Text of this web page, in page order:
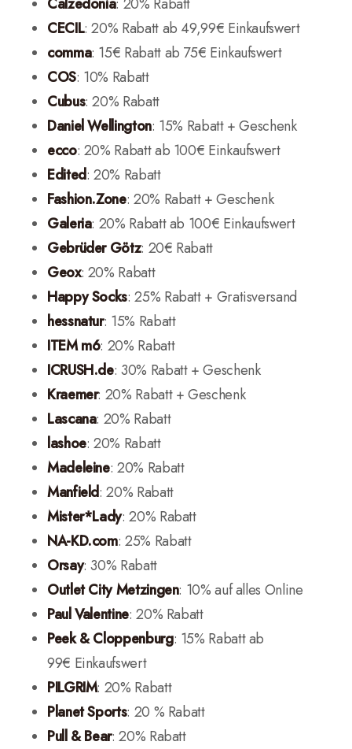
CECIL: 20% Rabatt ab 49,99€ Einkaufswert
comma: 15€ Rabatt ab 75€ Einkaufswert
COS: 10% Rabatt
Cubus: 20% Rabatt
Daniel Wellington: 15% Rabatt + Geschenk
ecco: 20% Rabatt ab 100€ Einkaufswert
Edited: 20% Rabatt
Fashion.Zone: 20% Rabatt + Geschenk
Galeria: 20% Rabatt ab 100€ Einkaufswert
Gebrüder Götz: 20€ Rabatt
Geox: 20% Rabatt
Happy Socks: 25% Rabatt + Gratisversand
hessnatur: 15% Rabatt
ITEM m6: 20% Rabatt
ICRUSH.de: 30% Rabatt + Geschenk
Kraemer: 20% Rabatt + Geschenk
Lascana: 20% Rabatt
lashoe: 20% Rabatt
Madeleine: 20% Rabatt
Manfield: 20% Rabatt
Mister*Lady: 20% Rabatt
NA-KD.com: 25% Rabatt
Orsay: 30% Rabatt
Outlet City Metzingen: 10% auf alles Online
Paul Valentine: 20% Rabatt
Peek & Cloppenburg: 15% Rabatt ab
99€ Einkaufswert
PILGRIM: 20% Rabatt
Planet Sports: 20 % Rabatt
Pull & Bear: 20% Rabatt